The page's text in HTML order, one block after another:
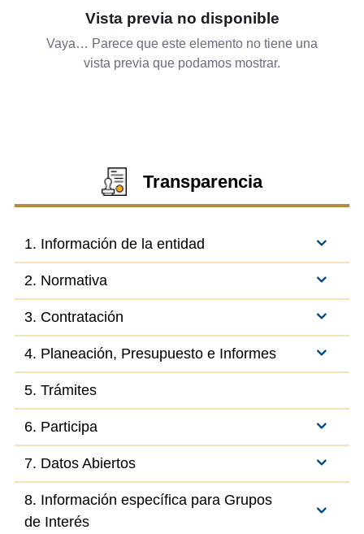
Vista previa no disponible
Vaya… Parece que este elemento no tiene una
vista previa que podamos mostrar.
Transparencia
1. Información de la entidad
2. Normativa
3. Contratación
4. Planeación, Presupuesto e Informes
5. Trámites
6. Participa
7. Datos Abiertos
8. Información específica para Grupos
de Interés